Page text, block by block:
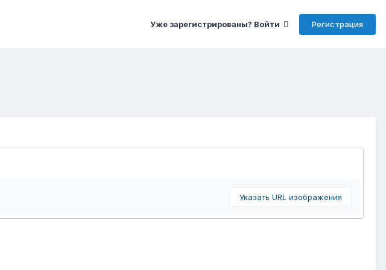
Уже зарегистрированы? Войти Регистрация
Указать URL изображения